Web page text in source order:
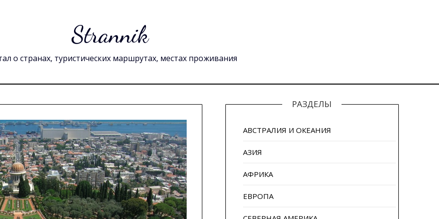
Strannik
о странах, туристических маршрутах, местах проживания
РАЗДЕЛЫ
АВСТРАЛИЯ И ОКЕАНИЯ
АЗИЯ
АФРИКА
ЕВРОПА